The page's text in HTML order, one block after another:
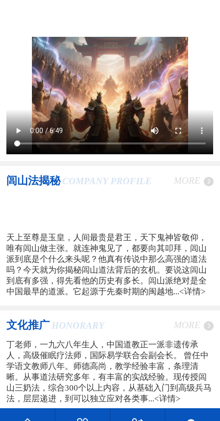
闾山法揭秘 COMPANY PROFILE MORE
天上至尊是玉皇，人间最贵是君王，天下鬼神皆敬仰，
唯有闾山做主张。就连神鬼见了，都要向其叩拜，闾山
派到底是个什么来头呢？他真有传说中那么高强的道法
吗？今天就为你揭秘闾山道法背后的玄机。要说这闾山
到底有多强，得先看他的历史有多长。闾山派绝对是全
中国最早的道派。它起源于先秦时期的闽越地...<详情>
文化推广 HONORARY MORE
丁老师，一九六八年生人，中国道教正一派非遗传承
人，高级催眠疗法师，国际易学联合会副会长。 曾任中
学语文教师八年。师德高尚，教学经验丰富，条理清
晰。从事道法研究多年，有丰富的实战经验。现传授闾
山三奶法，综合300个以上内容，从基础入门到高级兵马
法，层层递进，到可以独立应对各类事...<详情>